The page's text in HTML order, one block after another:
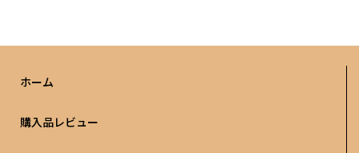
ホーム
購入品レビュー